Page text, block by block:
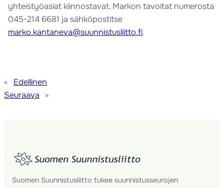
yhteistyöasiat kiinnostavat, Markon tavoitat numerosta
045-214 6681 ja sähköpostitse
marko.kantaneva@suunnistusliitto.fi.
«
Edellinen
Seuraava
»
Suomen Suunnistusliitto tukee suunnistusseurojen